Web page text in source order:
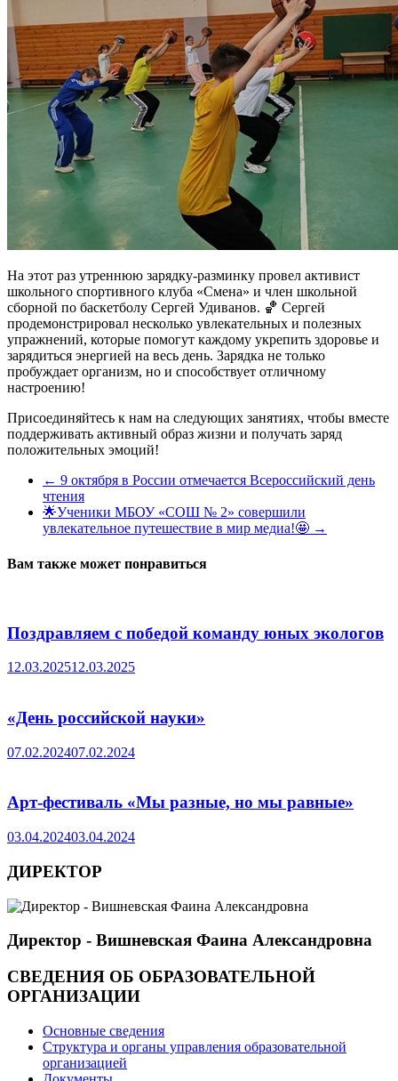
На этот раз утреннюю зарядку-разминку провел активист
школьного спортивного клуба «Смена» и член школьной
сборной по баскетболу Сергей Удиванов. 🏀 Сергей
продемонстрировал несколько увлекательных и полезных
упражнений, которые помогут каждому укрепить здоровье и
зарядиться энергией на весь день. Зарядка не только
пробуждает организм, но и способствует отличному
настроению!
Присоединяйтесь к нам на следующих занятиях, чтобы вместе
поддерживать активный образ жизни и получать заряд
положительных эмоций!
← 9 октября в России отмечается Всероссийский день
чтения
🌟Ученики МБОУ «СОШ № 2» совершили
увлекательное путешествие в мир медиа!🤩 →
Вам также может понравиться
Поздравляем с победой команду юных экологов
12.03.202512.03.2025
«День российской науки»
07.02.202407.02.2024
Арт-фестиваль «Мы разные, но мы равные»
03.04.202403.04.2024
ДИРЕКТОР
Директор - Вишневская Фаина Александровна
СВЕДЕНИЯ ОБ ОБРАЗОВАТЕЛЬНОЙ
ОРГАНИЗАЦИИ
Основные сведения
Структура и органы управления образовательной
организацией